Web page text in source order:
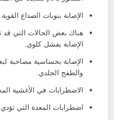
الإصابة بنوبات الصداع
هناك بعض الحالات التي
الإصابة بفشل كلوي.
الإصابة بحساسية مصاحبة
والطفح الجلدي.
الاضطرابات في الأغشية
اضطرابات المعدة التي تؤدي